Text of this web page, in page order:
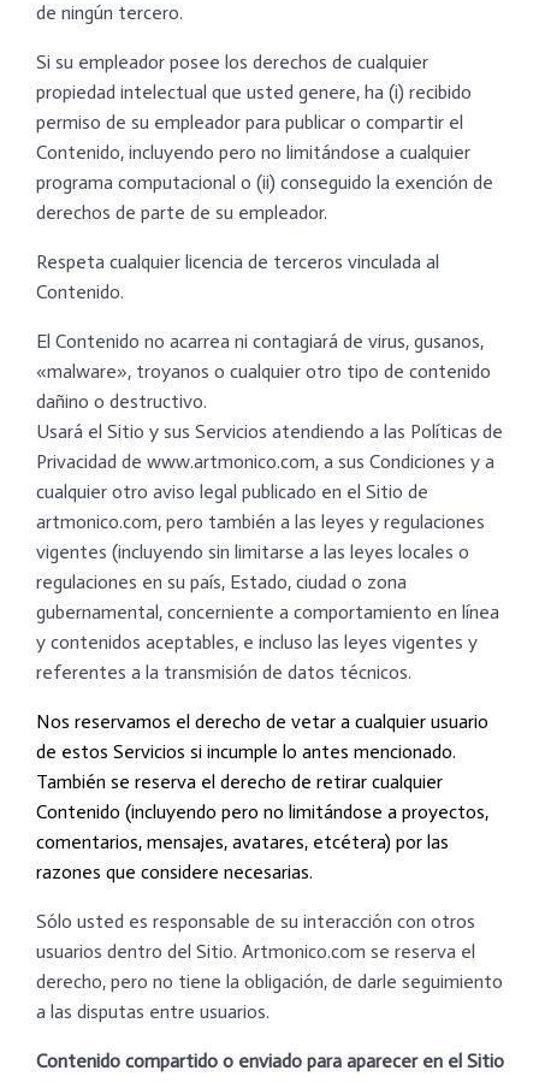
de ningún tercero.
Si su empleador posee los derechos de cualquier
propiedad intelectual que usted genere, ha (i) recibido
permiso de su empleador para publicar o compartir el
Contenido, incluyendo pero no limitándose a cualquier
programa computacional o (ii) conseguido la exención de
derechos de parte de su empleador.
Respeta cualquier licencia de terceros vinculada al
Contenido.
El Contenido no acarrea ni contagiará de virus, gusanos,
«malware», troyanos o cualquier otro tipo de contenido
dañino o destructivo.
Usará el Sitio y sus Servicios atendiendo a las Políticas de
Privacidad de www.artmonico.com, a sus Condiciones y a
cualquier otro aviso legal publicado en el Sitio de
artmonico.com, pero también a las leyes y regulaciones
vigentes (incluyendo sin limitarse a las leyes locales o
regulaciones en su país, Estado, ciudad o zona
gubernamental, concerniente a comportamiento en línea
y contenidos aceptables, e incluso las leyes vigentes y
referentes a la transmisión de datos técnicos.
Nos reservamos el derecho de vetar a cualquier usuario
de estos Servicios si incumple lo antes mencionado.
También se reserva el derecho de retirar cualquier
Contenido (incluyendo pero no limitándose a proyectos,
comentarios, mensajes, avatares, etcétera) por las
razones que considere necesarias.
Sólo usted es responsable de su interacción con otros
usuarios dentro del Sitio. Artmonico.com se reserva el
derecho, pero no tiene la obligación, de darle seguimiento
a las disputas entre usuarios.
Contenido compartido o enviado para aparecer en el Sitio